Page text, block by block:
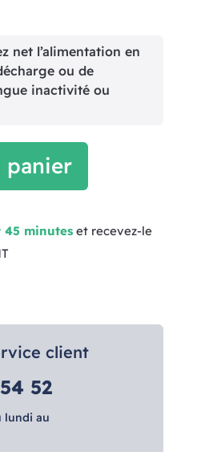
net l’alimentation en
ou de
inactivité ou
panier
45 minutes et recevez-le
client
52
lundi au